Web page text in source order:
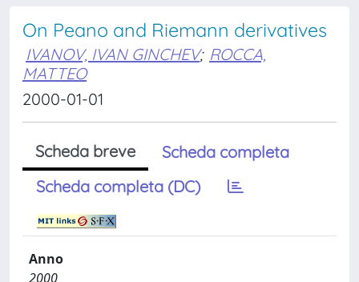
On Peano and Riemann derivatives
IVANOV, IVAN GINCHEV; ROCCA,
MATTEO
2000-01-01
Scheda breve
Scheda completa
Scheda completa (DC)
Anno
2000